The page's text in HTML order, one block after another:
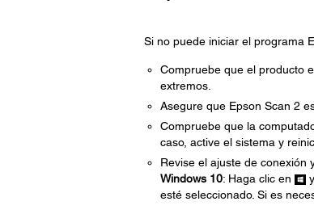
Si no puede iniciar el programa
Compruebe que el producto
extremos.
Asegure que Epson Scan 2
Compruebe que la
caso, active el sistema y
Revise el ajuste de conexión
Windows 10: Haga clic en y
esté seleccionado. Si es